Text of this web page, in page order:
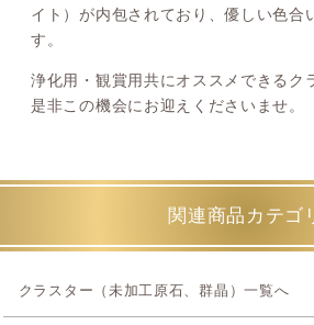
イト）が内包されており、優しい色合
す。
浄化用・観賞用共にオススメできるク
是非この機会にお迎えくださいませ。
関連商品カテゴ
クラスター（未加工原石、群晶）一覧へ